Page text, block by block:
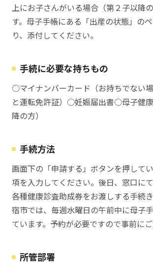
上にお子さんがいる場合（第２子以降
す。母子手帳にある「出産の状態」の
り、添付してください。
手続に必要な持ちもの
○マイナンバーカード（お持ちでない
と運転免許証）○妊娠届出書○母子健
降の方）
手続方法
画面下の「申請する」ボタンを押して
項を入力してください。後日、窓口に
各種健康診査助成券をお渡しする手続
宿市では、毎週水曜日の午前中に母子
ています。予約が必要ですので事前にご
所管部署